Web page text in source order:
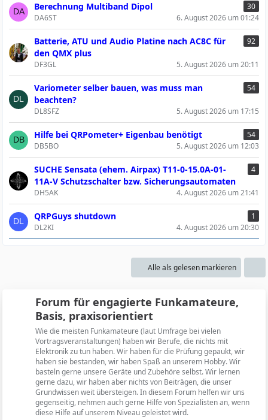
Berechnung Multiband Dipol
30
DA6ST
6. August 2026 um 01:24
Batterie, ATU und Audio Platine nach AC8C für
den QMX plus
92
DF3GL 5. August 2026 um 20:11
Variometer selber bauen, was muss man
beachten?
54
DL8SFZ 5. August 2026 um 17:15
Hilfe bei QRPometer+ Eigenbau benötigt
54
DB5BO
5. August 2026 um 12:03
SUCHE Sensata (ehem. Airpax) T11-0-15.0A-01-
11A-V Schutzschalter bzw. Sicherungsautomaten
4
DH5AK 4. August 2026 um 21:41
QRPGuys shutdown
1
DL2KI
4. August 2026 um 20:30
Alle als gelesen markieren
Forum für engagierte Funkamateure,
Basis, praxisorientiert
Wie die meisten Funkamateure (laut Umfrage bei vielen
Vortragsveranstaltungen) haben wir Berufe, die nichts mit
Elektronik zu tun haben. Wir haben für die Prüfung gepaukt, wir
haben sie bestanden, wir haben Spaß an unserem Hobby. Wir
basteln gerne unsere Geräte und Zubehöre selbst. Wir lernen
gerne dazu, wir haben aber nichts von Beiträgen, die unser
Grundwissen weit übersteigen. In diesem Forum helfen wir uns
gegenseitig, nehmen auch gerne Hilfe von Spezialisten an, wenn
diese Hilfe auf unserem Niveau geleistet wird.